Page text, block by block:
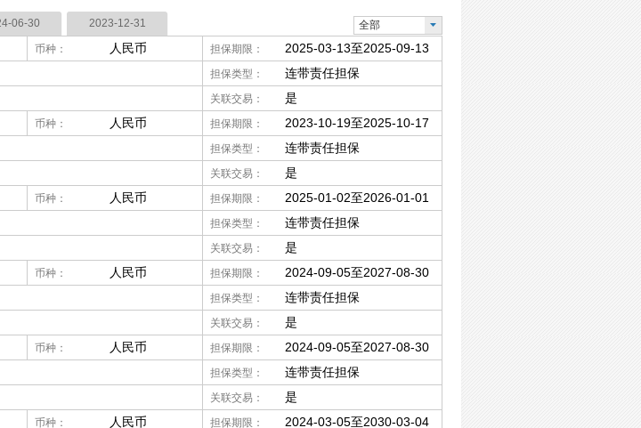
全部
06-30 2023-12-31
币种： 人民币 担保期限： 2025-03-13至2025-09-13
担保类型： 连带责任担保
关联交易： 是
币种： 人民币 担保期限： 2023-10-19至2025-10-17
担保类型： 连带责任担保
关联交易： 是
币种： 人民币 担保期限： 2025-01-02至2026-01-01
担保类型： 连带责任担保
关联交易： 是
币种： 人民币 担保期限： 2024-09-05至2027-08-30
担保类型： 连带责任担保
关联交易： 是
币种： 人民币 担保期限： 2024-09-05至2027-08-30
担保类型： 连带责任担保
关联交易： 是
币种： 人民币 担保期限： 2024-03-05至2030-03-04